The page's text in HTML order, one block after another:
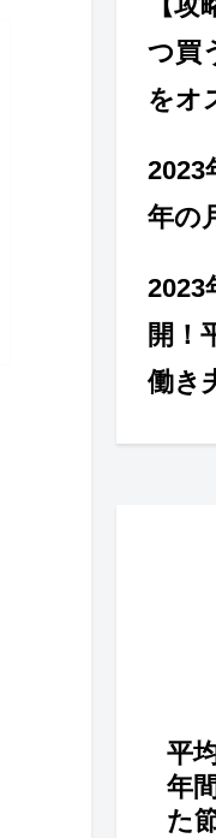
つ買
をオ
2023
年の
2023
開！
働き
平
年
た